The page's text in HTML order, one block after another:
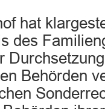
hat
des
Behörden